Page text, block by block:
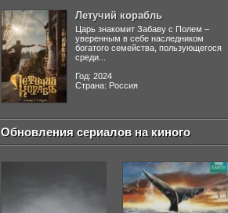
Летучий корабль
Царь знакомит Забаву с Полем –
уверенным в себе наследником
богатого семейства, пользующегося
среди...
Год: 2024
Страна: Россия
Обновления сериалов на киного